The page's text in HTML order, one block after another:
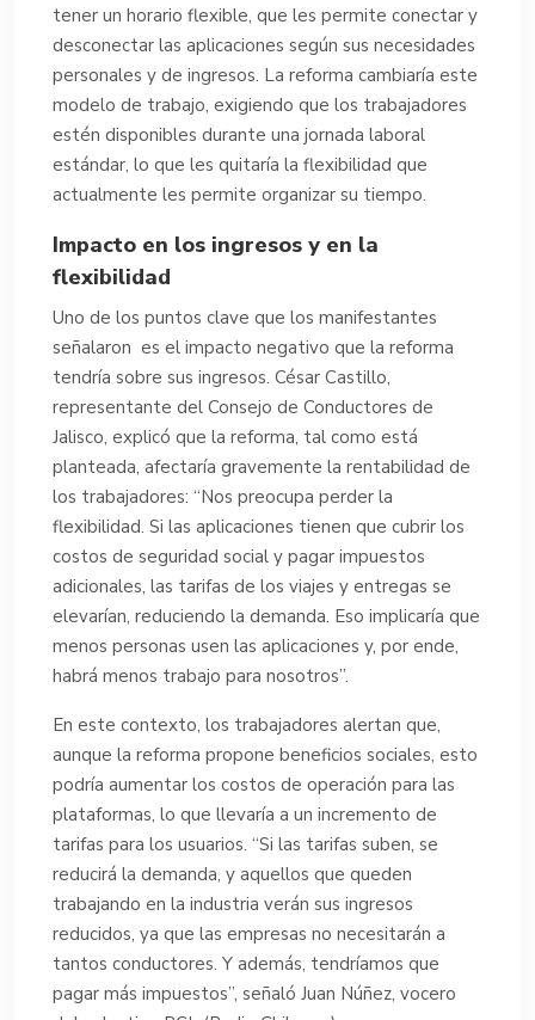
tener un horario flexible, que les permite conectar y
desconectar las aplicaciones según sus necesidades
personales y de ingresos. La reforma cambiaría este
modelo de trabajo, exigiendo que los trabajadores
estén disponibles durante una jornada laboral
estándar, lo que les quitaría la flexibilidad que
actualmente les permite organizar su tiempo.
Impacto en los ingresos y en la
flexibilidad
Uno de los puntos clave que los manifestantes
señalaron es el impacto negativo que la reforma
tendría sobre sus ingresos. César Castillo,
representante del Consejo de Conductores de
Jalisco, explicó que la reforma, tal como está
planteada, afectaría gravemente la rentabilidad de
los trabajadores: “Nos preocupa perder la
flexibilidad. Si las aplicaciones tienen que cubrir los
costos de seguridad social y pagar impuestos
adicionales, las tarifas de los viajes y entregas se
elevarían, reduciendo la demanda. Eso implicaría que
menos personas usen las aplicaciones y, por ende,
habrá menos trabajo para nosotros”.
En este contexto, los trabajadores alertan que,
aunque la reforma propone beneficios sociales, esto
podría aumentar los costos de operación para las
plataformas, lo que llevaría a un incremento de
tarifas para los usuarios. “Si las tarifas suben, se
reducirá la demanda, y aquellos que queden
trabajando en la industria verán sus ingresos
reducidos, ya que las empresas no necesitarán a
tantos conductores. Y además, tendríamos que
pagar más impuestos”, señaló Juan Núñez, vocero